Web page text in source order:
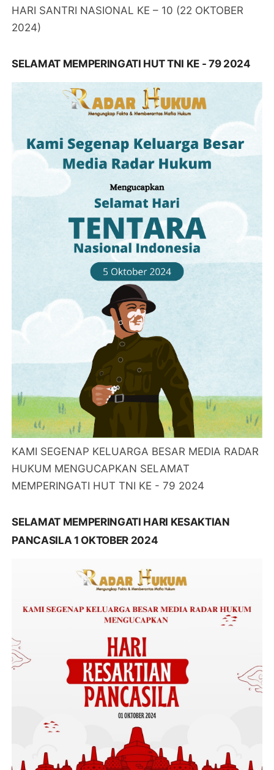
HARI SANTRI NASIONAL KE – 10 (22 OKTOBER
2024)
SELAMAT MEMPERINGATI HUT TNI KE - 79 2024
KAMI SEGENAP KELUARGA BESAR MEDIA RADAR
HUKUM MENGUCAPKAN SELAMAT
MEMPERINGATI HUT TNI KE - 79 2024
SELAMAT MEMPERINGATI HARI KESAKTIAN
PANCASILA 1 OKTOBER 2024